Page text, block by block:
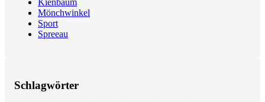
Kienbaum
Mönchwinkel
Sport
Spreeau
Schlagwörter